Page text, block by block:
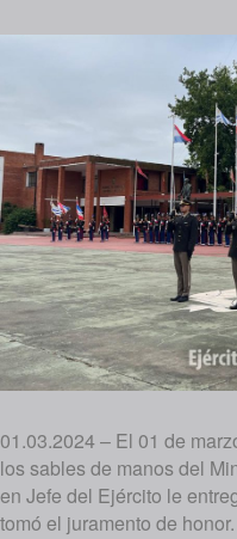
01.03.2024 – El 01 de
los sables de manos del
en Jefe del Ejército le
tomó el juramento de honor.